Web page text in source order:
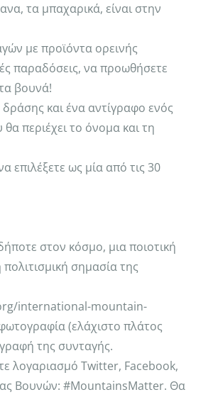
τα μπαχαρικά, είναι στην
με προϊόντα ορεινής
παραδόσεις, να προωθήσετε
βουνά!
και ένα αντίγραφο ενός
περιέχει το όνομα και τη
επιλέξετε ως μία από τις 30
στον κόσμο, μια ποιοτική
σημασία της
international-mountain-
(ελάχιστο πλάτος
της συνταγής.
λογαριασμό Twitter, Facebook,
Βουνών: #MountainsMatter. Θα